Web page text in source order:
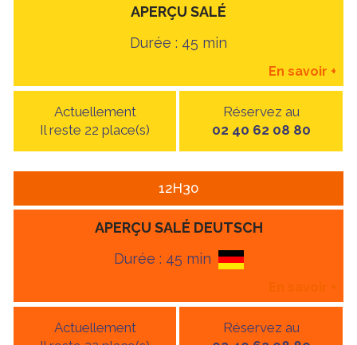
APERÇU SALÉ
Durée : 45 min
En savoir +
Actuellement
Il reste 22 place(s)
Réservez au
02 40 62 08 80
12H30
APERÇU SALÉ DEUTSCH
Durée : 45 min
Actuellement
Réservez au